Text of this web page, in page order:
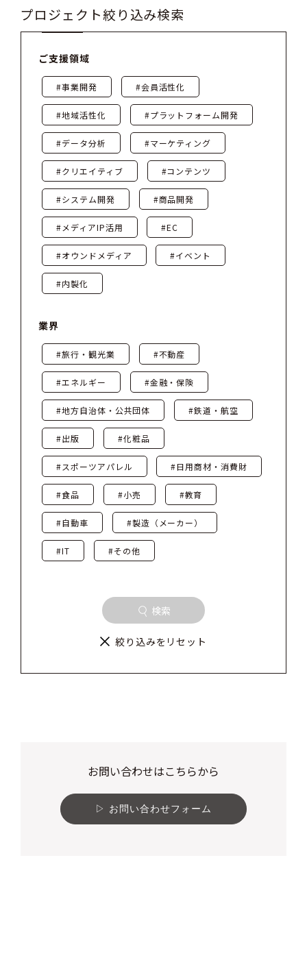
プロジェクト絞り込み検索
ご支援領域
#事業開発 #会員活性化
#地域活性化 #プラットフォーム開発
#データ分析 #マーケティング
#クリエイティブ #コンテンツ
#システム開発 #商品開発
#メディアIP活用 #EC
#オウンドメディア #イベント
#内製化
業界
#旅行・観光業 #不動産
#エネルギー #金融・保険
#地方自治体・公共団体 #鉄道・航空
#出版 #化粧品
#スポーツアパレル #日用商材・消費財
#食品 #小売 #教育
#自動車 #製造（メーカー）
#IT #その他
検索
絞り込みをリセット
お問い合わせはこちらから
お問い合わせフォーム